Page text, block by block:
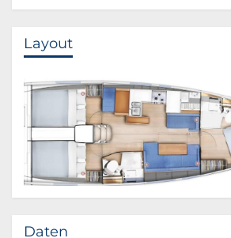
Layout
Daten